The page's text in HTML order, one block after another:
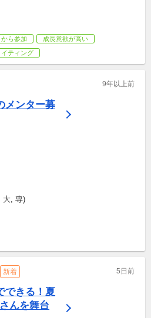
ら参加
成長意欲が高い
イティング
9年以上前
メンター募
大, 専)
新着 5日前
できる！夏
んを舞台